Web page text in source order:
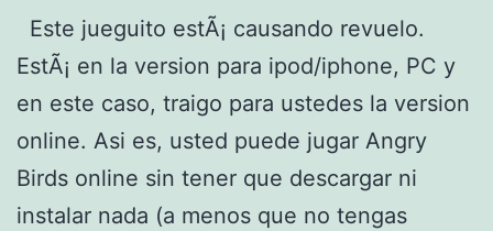
b
r
o
w
s
e
Este jueguito estÃ¡ causando revuelo.
EstÃ¡ en la version para ipod/iphone, PC y
en este caso, traigo para ustedes la version
online. Asi es, usted puede jugar Angry
Birds online sin tener que descargar ni
instalar nada (a menos que no tengas